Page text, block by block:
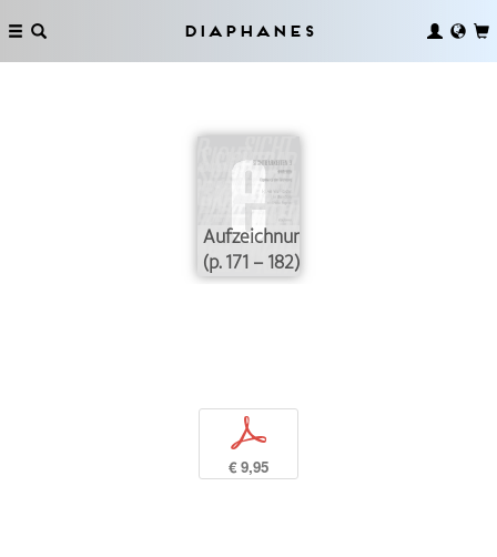
Diaphanes
Aufzeichnung/Aufzeichnen
(p. 171 – 182)
p
€ 9,95